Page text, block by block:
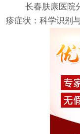
长春肤康医院
疹症状：科学识别